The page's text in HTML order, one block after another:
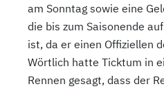
am Sonntag sowie eine
die bis zum Saisonende
ist, da er einen Offiziellen
Wörtlich hatte Ticktum in
Rennen gesagt, dass der